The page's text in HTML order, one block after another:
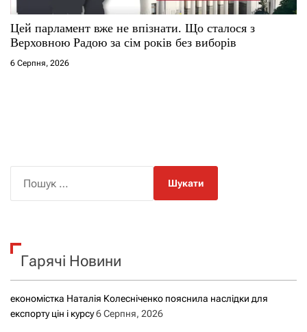
Цей парламент вже не впізнати. Що сталося з
Верховною Радою за сім років без виборів
6 Серпня, 2026
к
Гарячі Новини
економістка Наталія Колесніченко пояснила наслідки для
експорту цін і курсу6 Серпня, 2026